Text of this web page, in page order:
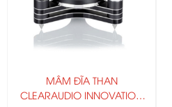
MÂM ĐĨA THAN
CLEARAUDIO INNOVATION